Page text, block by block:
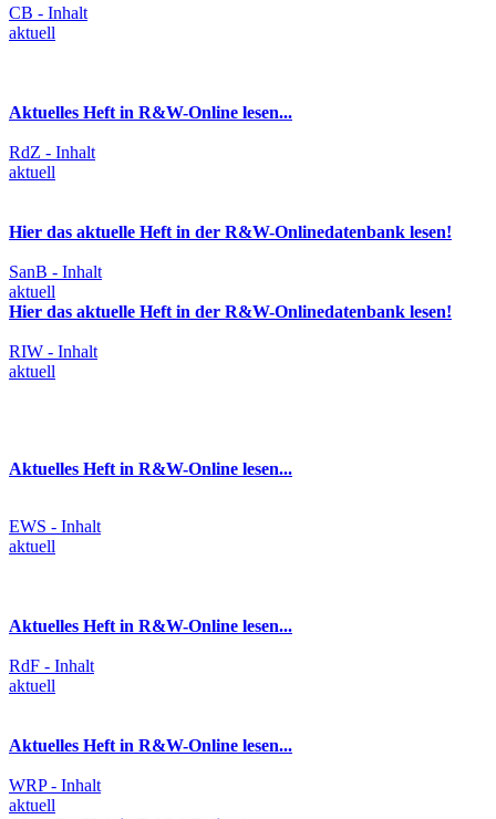
CB - Inhalt
aktuell
Aktuelles Heft in R&W-Online lesen...
RdZ - Inhalt
aktuell
Hier das aktuelle Heft in der R&W-Onlinedatenbank lesen!
SanB - Inhalt
aktuell
Hier das aktuelle Heft in der R&W-Onlinedatenbank lesen!
RIW - Inhalt
aktuell
Aktuelles Heft in R&W-Online lesen...
EWS - Inhalt
aktuell
Aktuelles Heft in R&W-Online lesen...
RdF - Inhalt
aktuell
Aktuelles Heft in R&W-Online lesen...
WRP - Inhalt
aktuell